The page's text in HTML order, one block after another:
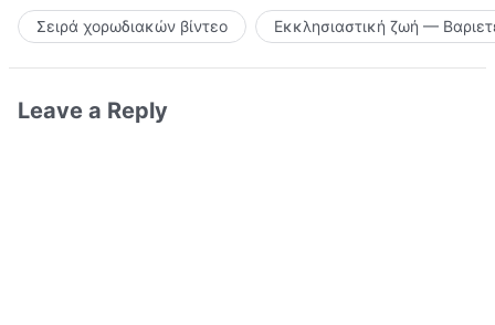
Σειρά χορωδιακών βίντεο Εκκλησιαστική ζωή —
Leave a Reply